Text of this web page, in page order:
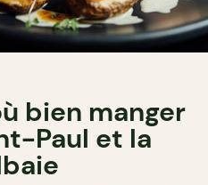
bien manger
Paul et la